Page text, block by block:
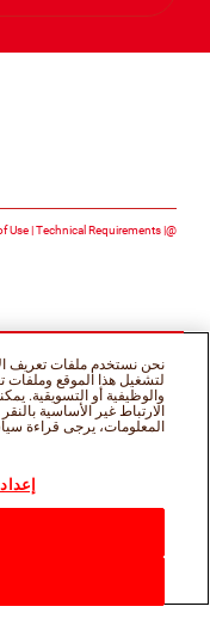
@Ferrero 2026 All rights reserved.
Use Technical Requirements
نحن نستخدم ملفات تعريف
لتشغيل هذا الموقع وملفات
والوظيفية أو التسويقية.
الارتباط غير الأساسية
المعلومات، يرجى قراءة